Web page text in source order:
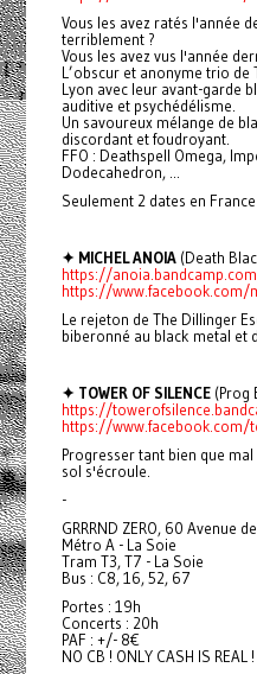
Vous les avez ratés l'année
terriblement ?
Vous les avez vus l'année
L’obscur et anonyme trio
Lyon avec leur avant-garde
auditive et psychédélisme.
Un savoureux mélange de
discordant et foudroyant.
FFO : Deathspell Omega,
Dodecahedron, ...
Seulement 2 dates en France
✦ MICHEL ANOIA(Death
https://
https://www.facebook.com/
Le rejeton de The Dillinger
biberonné au black metal et
✦ TOWER OF SILENCE(Prog
https://
https://www.facebook.com/
Progresser tant bien que
sol s'écroule.
-
GRRRND ZERO, 60 Avenue
Métro A - La Soie
Tram T3, T7 - La Soie
Bus : C8, 16, 52, 67
Portes : 19h
Concerts : 20h
PAF : +/- 8€
NO CB ! ONLY CASH IS REAL !